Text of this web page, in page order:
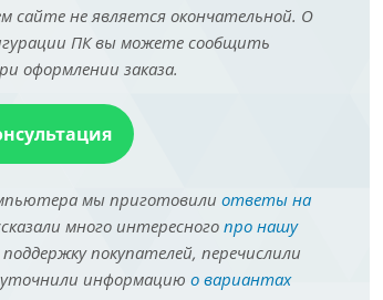
сайте не является окончательной. О
ПК вы можете сообщить
оформлении заказа.
мы приготовили ответы на
много интересного про нашу
покупателей, перечислили
информацию о вариантах